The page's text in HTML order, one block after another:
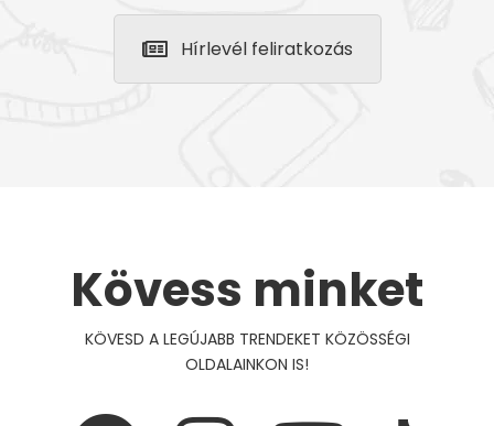
Hírlevél feliratkozás
Kövess minket
KÖVESD A LEGÚJABB TRENDEKET KÖZÖSSÉGI
OLDALAINKON IS!